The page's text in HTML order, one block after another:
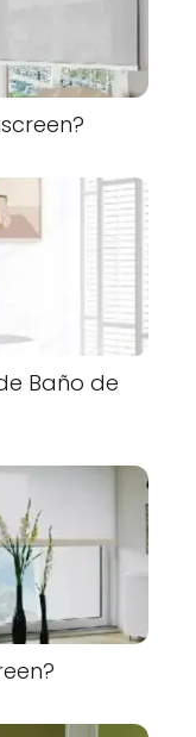
Baño de